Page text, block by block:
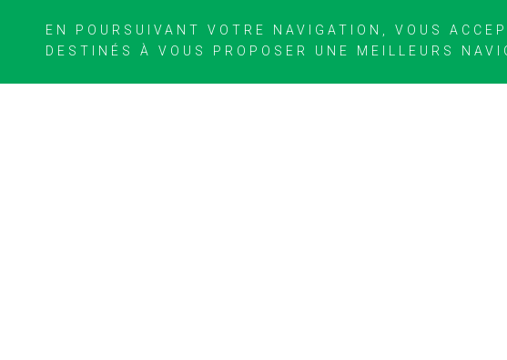
EN POURSUIVANT VOTRE NAVIGATION, VOUS
DESTINÉS À VOUS PROPOSER UNE MEILLEURS